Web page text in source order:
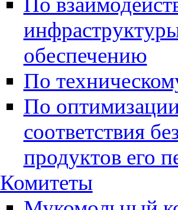
обеспечению
По
По
соответствия
продуктов его
Комитеты